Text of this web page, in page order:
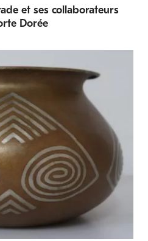
et ses collaborateurs
Dorée